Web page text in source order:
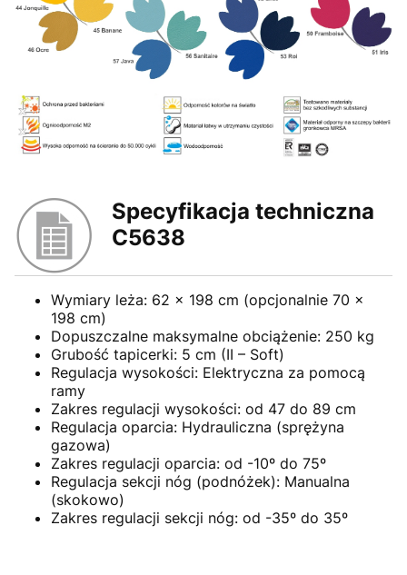
Specyfikacja techniczna
C5638
Wymiary leża: 62 x 198 cm (opcjonalnie 70 x
198 cm)
Dopuszczalne maksymalne obciążenie: 250 kg
Grubość tapicerki: 5 cm (II – Soft)
Regulacja wysokości: Elektryczna za pomocą
ramy
Zakres regulacji wysokości: od 47 do 89 cm
Regulacja oparcia: Hydrauliczna (sprężyna
gazowa)
Zakres regulacji oparcia: od -10º do 75º
Regulacja sekcji nóg (podnóżek): Manualna
(skokowo)
Zakres regulacji sekcji nóg: od -35º do 35º